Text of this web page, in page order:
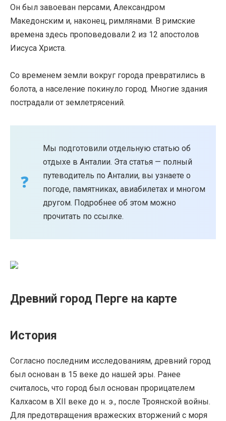
Он был завоеван персами, Александром
Македонским и, наконец, римлянами. В римские
времена здесь проповедовали 2 из 12 апостолов
Иисуса Христа.
Со временем земли вокруг города превратились в
болота, а население покинуло город. Многие здания
пострадали от землетрясений.
Мы подготовили отдельную статью об
отдыхе в Анталии. Эта статья — полный
путеводитель по Анталии, вы узнаете о
погоде, памятниках, авиабилетах и ​​многом
другом. Подробнее об этом можно
прочитать по ссылке.
Древний город Перге на карте
История
Согласно последним исследованиям, древний город
был основан в 15 веке до нашей эры. Ранее
считалось, что город был основан прорицателем
Калхасом в XII веке до н. э., после Троянской войны.
Для предотвращения вражеских вторжений с моря